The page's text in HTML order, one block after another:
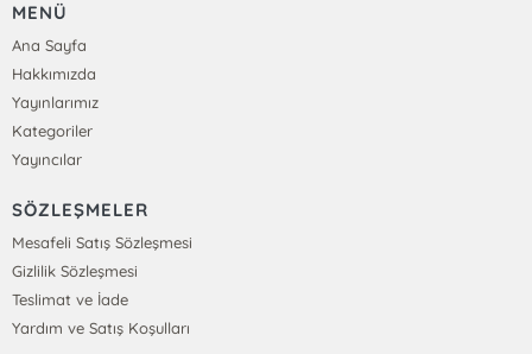
MENÜ
Ana Sayfa
Hakkımızda
Yayınlarımız
Kategoriler
Yayıncılar
SÖZLEŞMELER
Mesafeli Satış Sözleşmesi
Gizlilik Sözleşmesi
Teslimat ve İade
Yardım ve Satış Koşulları